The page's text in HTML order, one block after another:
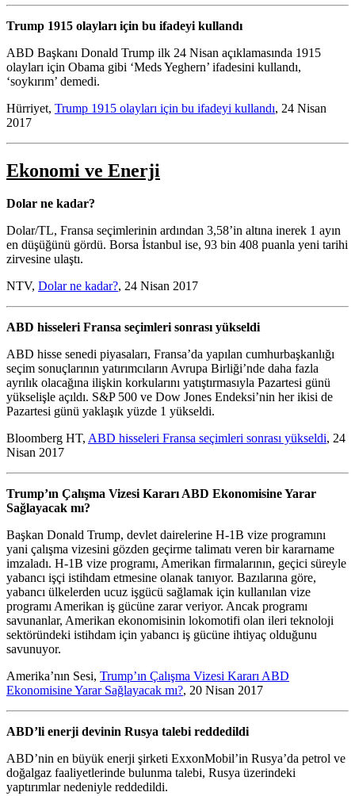
Trump 1915 olayları için bu ifadeyi kullandı
ABD Başkanı Donald Trump ilk 24 Nisan açıklamasında 1915
olayları için Obama gibi ‘Meds Yeghern’ ifadesini kullandı,
‘soykırım’ demedi.
Hürriyet, Trump 1915 olayları için bu ifadeyi kullandı, 24 Nisan
2017
Ekonomi ve Enerji
Dolar ne kadar?
Dolar/TL, Fransa seçimlerinin ardından 3,58’in altına inerek 1 ayın
en düşüğünü gördü. Borsa İstanbul ise, 93 bin 408 puanla yeni tarihi
zirvesine ulaştı.
NTV, Dolar ne kadar?, 24 Nisan 2017
ABD hisseleri Fransa seçimleri sonrası yükseldi
ABD hisse senedi piyasaları, Fransa’da yapılan cumhurbaşkanlığı
seçim sonuçlarının yatırımcıların Avrupa Birliği’nde daha fazla
ayrılık olacağına ilişkin korkularını yatıştırmasıyla Pazartesi günü
yükselişle açıldı. S&P 500 ve Dow Jones Endeksi’nin her ikisi de
Pazartesi günü yaklaşık yüzde 1 yükseldi.
Bloomberg HT, ABD hisseleri Fransa seçimleri sonrası yükseldi, 24
Nisan 2017
Trump’ın Çalışma Vizesi Kararı ABD Ekonomisine Yarar
Sağlayacak mı?
Başkan Donald Trump, devlet dairelerine H-1B vize programını
yani çalışma vizesini gözden geçirme talimatı veren bir kararname
imzaladı. H-1B vize programı, Amerikan firmalarının, geçici süreyle
yabancı işçi istihdam etmesine olanak tanıyor. Bazılarına göre,
yabancı ülkelerden ucuz işgücü sağlamak için kullanılan vize
programı Amerikan iş gücüne zarar veriyor. Ancak programı
savunanlar, Amerikan ekonomisinin lokomotifi olan ileri teknoloji
sektöründeki istihdam için yabancı iş gücüne ihtiyaç olduğunu
savunuyor.
Amerika’nın Sesi, Trump’ın Çalışma Vizesi Kararı ABD
Ekonomisine Yarar Sağlayacak mı?, 20 Nisan 2017
ABD’li enerji devinin Rusya talebi reddedildi
ABD’nin en büyük enerji şirketi ExxonMobil’in Rusya’da petrol ve
doğalgaz faaliyetlerinde bulunma talebi, Rusya üzerindeki
yaptırımlar nedeniyle reddedildi.